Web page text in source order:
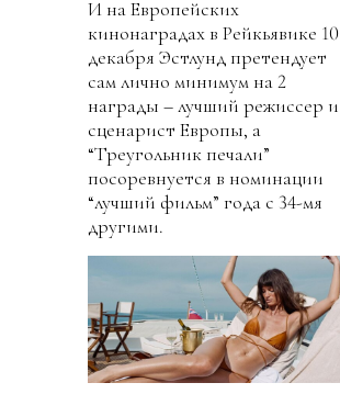
И на Европейских
кинонаградах в Рейкьявике 10
декабря Эстлунд претендует
сам лично минимум на 2
награды – лучший режиссер и
сценарист Европы, а
“Треугольник печали”
посоревнуется в номинации
“лучший фильм” года с 34-мя
другими.